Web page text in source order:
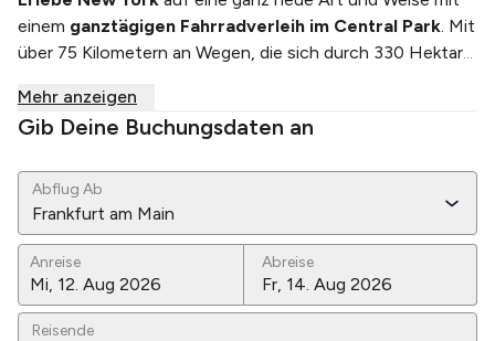
einem ganztägigen Fahrradverleih im Central Park. Mit
über 75 Kilometern an Wegen, die sich durch 330 Hektar...
Mehr anzeigen
Gib Deine Buchungsdaten an
Abflug Ab
Frankfurt am Main
Anreise Abreise
Reisende